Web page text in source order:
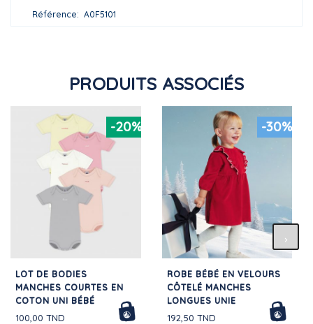
Référence
A0F5101
PRODUITS ASSOCIÉS
-20%
LOT DE BODIES
MANCHES COURTES EN
COTON UNI BÉBÉ
100,00 TND
-30%
ROBE BÉBÉ EN VELOURS
CÔTELÉ MANCHES
LONGUES UNIE
192,50 TND